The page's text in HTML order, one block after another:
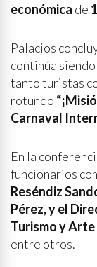
económica de
Palacios
continúa
tanto turistas
rotundo
Carnaval
En la
funcionarios
Reséndiz
Pérez, y el
Turismo y
entre otros.